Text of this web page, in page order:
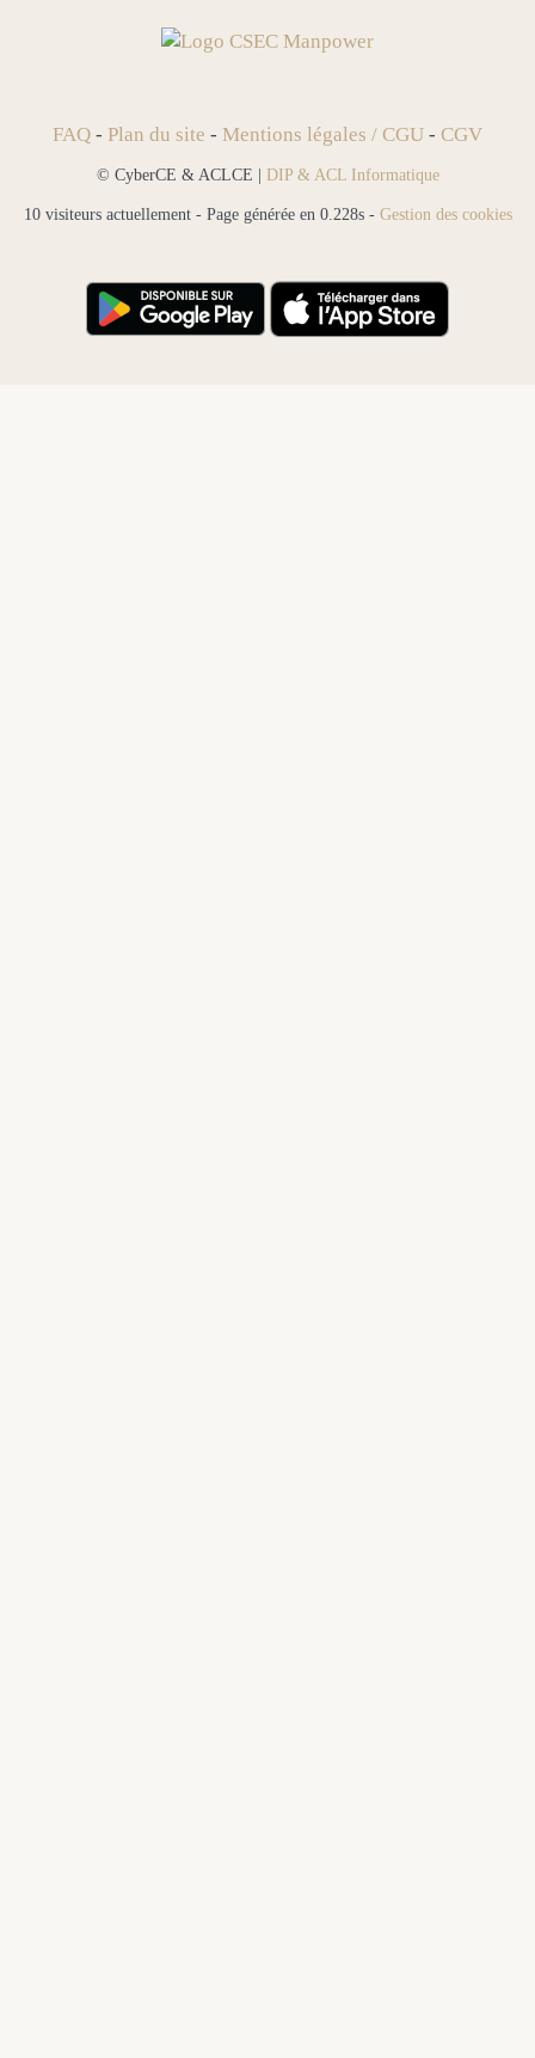
FAQ - Plan du site - Mentions légales / CGU - CGV
© CyberCE & ACLCE | DIP & ACL Informatique
10 visiteurs actuellement - Page générée en 0.228s - Gestion des cookies